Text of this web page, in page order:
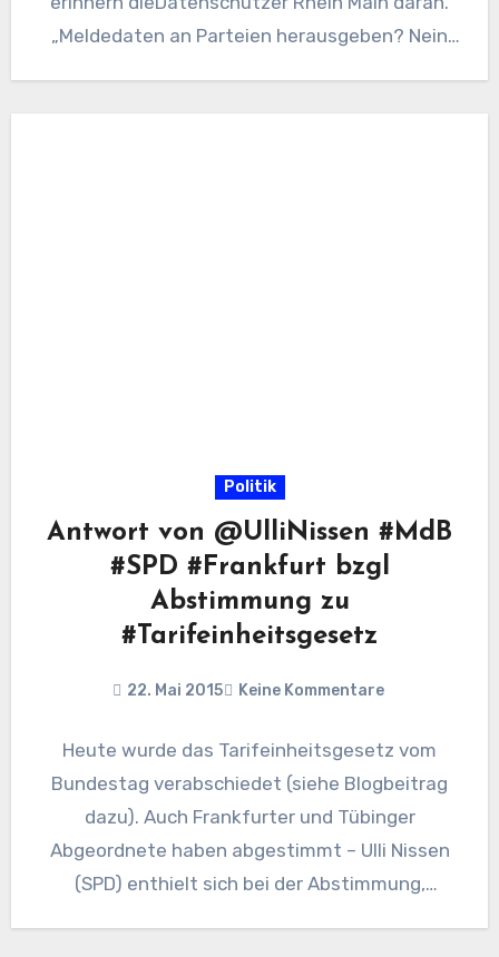
„Meldedaten an Parteien herausgeben? Nein
Politik
Antwort von @UlliNissen #MdB
#SPD #Frankfurt bzgl
Abstimmung zu
#Tarifeinheitsgesetz
22. Mai 2015 Keine Kommentare
Heute wurde das Tarifeinheitsgesetz vom
Bundestag verabschiedet (siehe Blogbeitrag
dazu). Auch Frankfurter und Tübinger
Abgeordnete haben abgestimmt – Ulli Nissen
(SPD) enthielt sich bei der Abstimmung,